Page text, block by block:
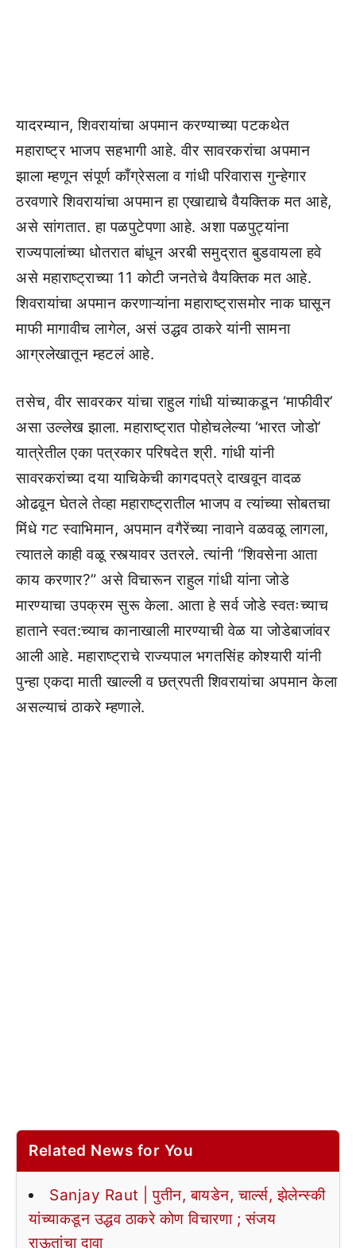
यादरम्यान, शिवरायांचा अपमान करण्याच्या पटकथेत
महाराष्ट्र भाजप सहभागी आहे. वीर सावरकरांचा अपमान
झाला म्हणून संपूर्ण काँग्रेसला व गांधी परिवारास गुन्हेगार
ठरवणारे शिवरायांचा अपमान हा एखाद्याचे वैयक्तिक मत आहे,
असे सांगतात. हा पळपुटेपणा आहे. अशा पळपुट्यांना
राज्यपालांच्या धोतरात बांधून अरबी समुद्रात बुडवायला हवे
असे महाराष्ट्राच्या 11 कोटी जनतेचे वैयक्तिक मत आहे.
शिवरायांचा अपमान करणाऱ्यांना महाराष्ट्रासमोर नाक घासून
माफी मागावीच लागेल, असं उद्धव ठाकरे यांनी सामना
आग्रलेखातून म्हटलं आहे.
तसेच, वीर सावरकर यांचा राहुल गांधी यांच्याकडून ‘माफीवीर’
असा उल्लेख झाला. महाराष्ट्रात पोहोचलेल्या ‘भारत जोडो’
यात्रेतील एका पत्रकार परिषदेत श्री. गांधी यांनी
सावरकरांच्या दया याचिकेची कागदपत्रे दाखवून वादळ
ओढवून घेतले तेव्हा महाराष्ट्रातील भाजप व त्यांच्या सोबतचा
मिंधे गट स्वाभिमान, अपमान वगैरेंच्या नावाने वळवळू लागला,
त्यातले काही वळू रस्त्यावर उतरले. त्यांनी “शिवसेना आता
काय करणार?” असे विचारून राहुल गांधी यांना जोडे
मारण्याचा उपक्रम सुरू केला. आता हे सर्व जोडे स्वतःच्याच
हाताने स्वत:च्याच कानाखाली मारण्याची वेळ या जोडेबाजांवर
आली आहे. महाराष्ट्राचे राज्यपाल भगतसिंह कोश्यारी यांनी
पुन्हा एकदा माती खाल्ली व छत्रपती शिवरायांचा अपमान केला
असल्याचं ठाकरे म्हणाले.
Related News for You
Sanjay Raut | पुतीन, बायडेन, चार्ल्स, झेलेन्स्की
यांच्याकडून उद्धव ठाकरे कोण विचारणा ; संजय
राऊतांचा दावा